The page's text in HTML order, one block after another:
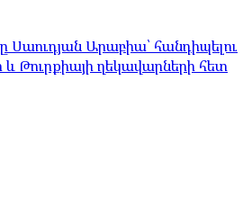
Սաուդյան Արաբիա՝ հանդիպելու
Թուրքիայի ղեկավարների հետ